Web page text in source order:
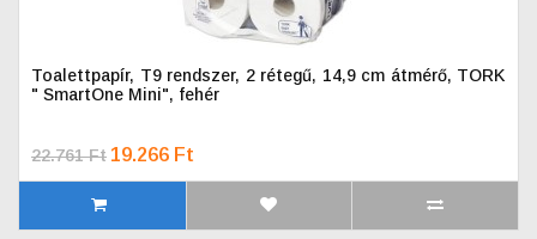
Toalettpapír, T9 rendszer, 2 rétegű, 14,9 cm átmérő, TORK
" SmartOne Mini", fehér
22.761 Ft 19.266 Ft